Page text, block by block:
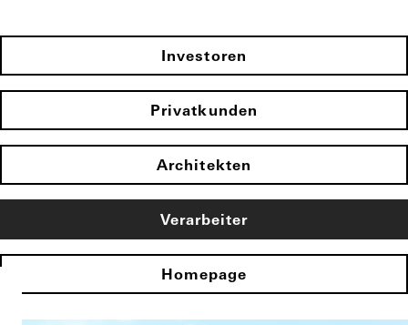
Investoren
Privatkunden
Architekten
Verarbeiter
Homepage